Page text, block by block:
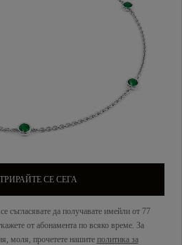
СЕ СЕГА
съгласявате да получавате имейли от 77
от абонамента по всяко време. За
моля, прочетете нашите политика за